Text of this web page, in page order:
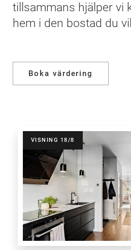
tillsammans hjälper vi
hem i den bostad du
Boka värdering
VISNING 18/8